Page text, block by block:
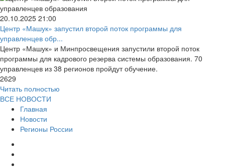
20.10.2025 21:00
Центр «Машук» запустил второй поток программы для
управленцев обр...
Центр «Машук» и Минпросвещения запустили второй поток
программы для кадрового резерва системы образования. 70
управленцев из 38 регионов пройдут обучение.
2629
Читать полностью
ВСЕ НОВОСТИ
Главная
Новости
Регионы России